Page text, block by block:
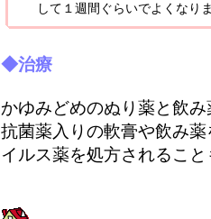
して１週間ぐらいでよくなり
◆治療
かゆみどめのぬり薬と飲
抗菌薬入りの軟膏や飲み
イルス薬を処方されるこ